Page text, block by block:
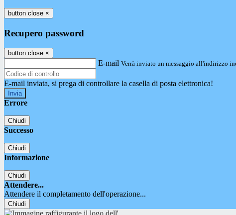
button close ×
Recupero password
button close ×
E-mail Verrà inviato un messaggio all'indirizzo
E-mail inviata, si prega di controllare la casella di posta elettronica!
Errore
Chiudi
Successo
Chiudi
Informazione
Chiudi
Attendere...
Attendere il completamento dell'operazione...
Chiudi